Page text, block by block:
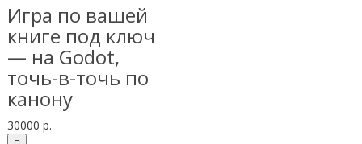
Игра по вашей
книге под ключ
— на Godot,
точь-в-точь по
канону
30000 р.